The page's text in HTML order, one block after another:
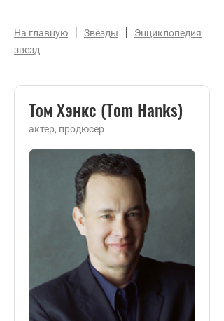
На главную | Звёзды |
Энциклопедия
звезд
Том Хэнкс (Tom Hanks)
актер, продюсер